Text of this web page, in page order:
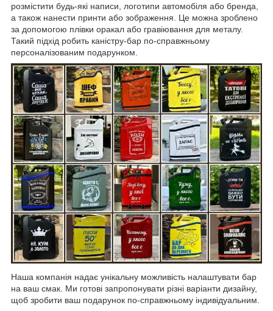
розмістити будь-які написи, логотипи автомобіля або бренда,
а також нанести принти або зображення. Це можна зроблено
за допомогою плівки оракал або гравіювання для металу.
Такий підхід робить каністру-бар по-справжньому
персоналізованим подарунком.
Наша компанія надає унікальну можливість налаштувати бар
на ваш смак. Ми готові запропонувати різні варіанти дизайну,
щоб зробити ваш подарунок по-справжньому індивідуальним.